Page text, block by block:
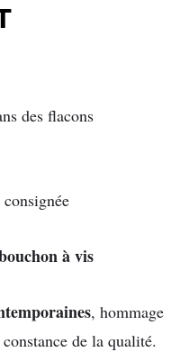
des flacons
à vis
, hommage
de la qualité.